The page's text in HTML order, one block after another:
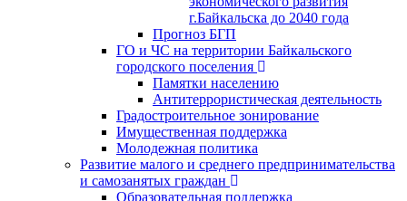
г.Байкальска до 2040 года
Прогноз БГП
ГО и ЧС на территории Байкальского
городского поселения
Памятки населению
Антитеррористическая деятельность
Градостроительное зонирование
Имущественная поддержка
Молодежная политика
Развитие малого и среднего предпринимательства
и самозанятых граждан
Образовательная поддержка